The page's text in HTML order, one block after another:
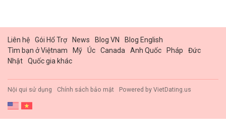
Liên hệ Gói Hổ Trợ News Blog VN
Blog English
Tìm bạn ở Việtnam
Mỹ Úc Canada Anh Quốc Pháp
Đức
Nhật
Quốc gia khác
Nội qui sử dụng Chính sách bảo mật Powered by VietDating.us